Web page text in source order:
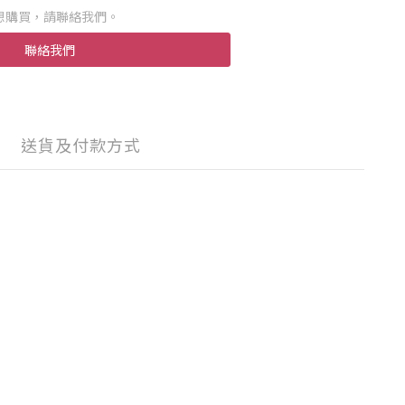
購買，請聯絡我們。
聯絡我們
送貨及付款方式